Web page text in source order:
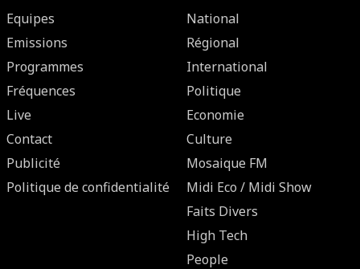
Equipes
Emissions
Programmes
Fréquences
Live
Contact
Publicité
Politique de confidentialité
National
Régional
International
Politique
Economie
Culture
Mosaique FM
Midi Eco / Midi Show
Faits Divers
High Tech
People